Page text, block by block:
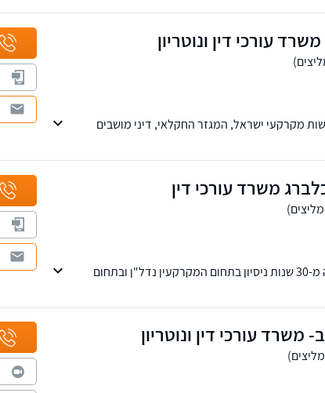
עורכי דין ונוטריון
מקרקעי ישראל, המגזר החקלאי, דיני מושבים
משרד עורכי דין
משרד עורכי דין עם למעלה מ-30 שנות ניסיון בתחום המקרקעין נדל"ן ובתחום
משרד עורכי דין ונוטריון